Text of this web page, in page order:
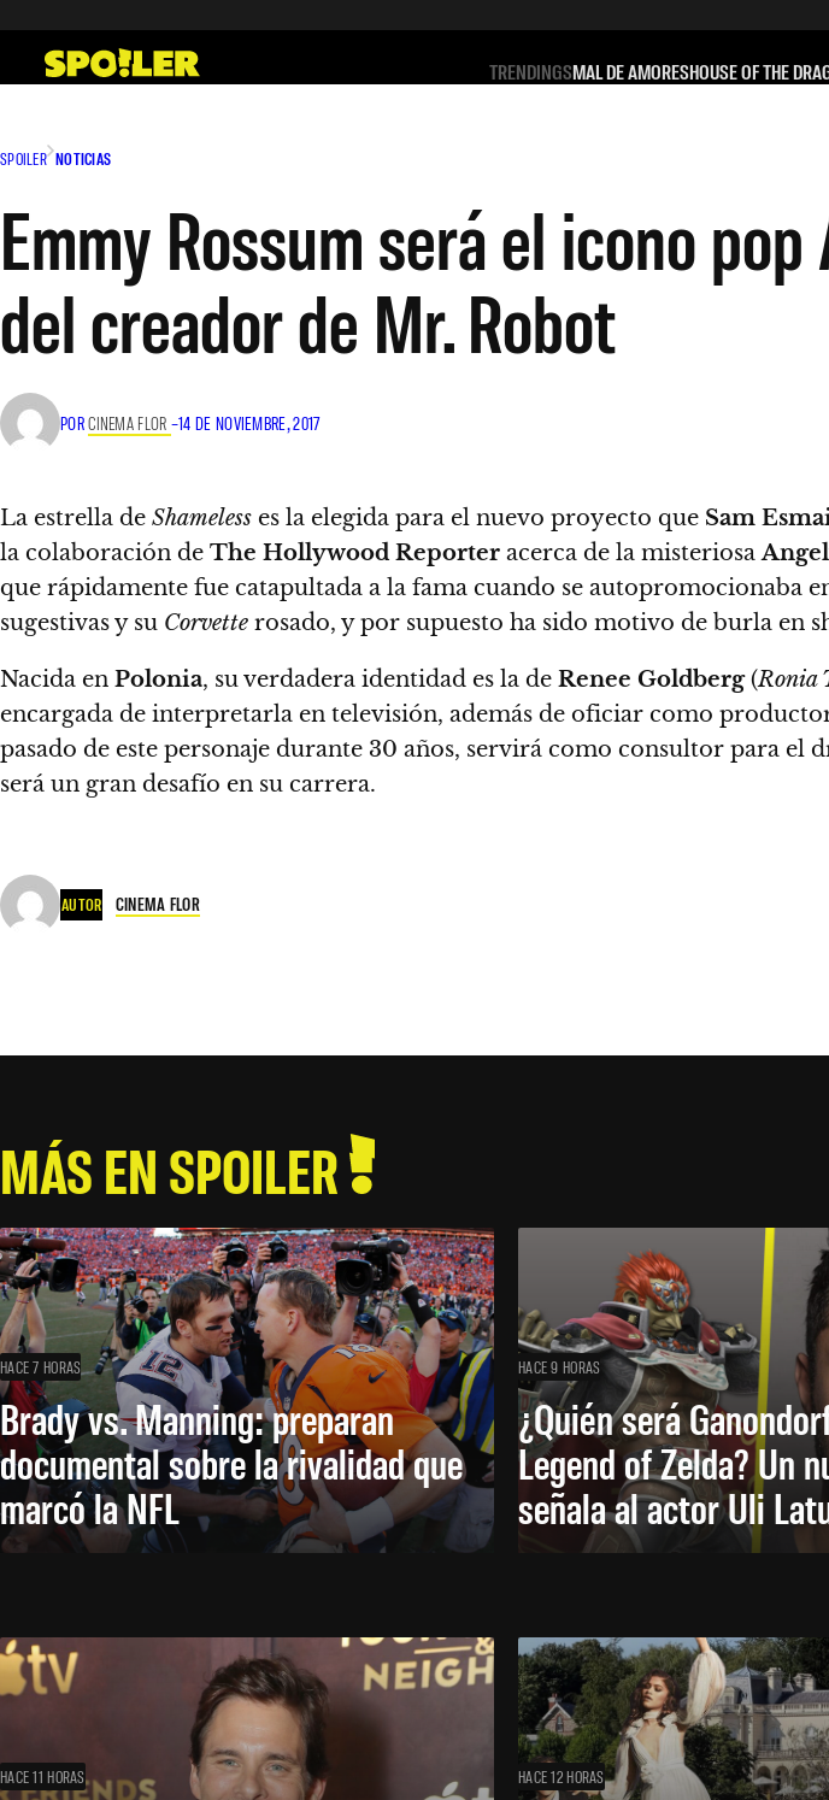
contenido
TRENDINGSMAL DE AMORESHOUSE OF THE
SPOILER NOTICIAS
Emmy Rossum será el icono
del creador de Mr. Robot
PORCINEMA FLOR –14 DE NOVIEMBRE, 2017
La estrella de Shameless es la elegida para el nuevo proyecto que Sam
la colaboración de The Hollywood Reporter acerca de la misteriosa
que rápidamente fue catapultada a la fama cuando se autopromocionaba
sugestivas y su Corvette rosado, y por supuesto ha sido motivo de burla en
Nacida en Polonia, su verdadera identidad es la de Renee Goldberg(Ronia
encargada de interpretarla en televisión, además de oficiar como
pasado de este personaje durante 30 años, servirá como consultor para el
será un gran desafío en su carrera.
AUTOR CINEMA FLOR
MÁS EN SPOILER
HACE 7 HORAS
Brady vs. Manning: preparan
documental sobre la rivalidad que
marcó la NFL
HACE 9 HORAS
¿Quién será
Legend of Zelda? Un
señala al actor Uli
HACE 11 HORAS HACE 12 HORAS